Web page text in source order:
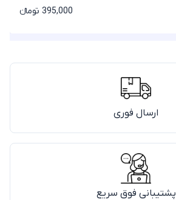
395,000 تومانء
ارسال فوری
پشتیبانی فوق سریع